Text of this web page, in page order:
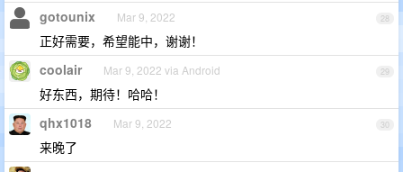
28
gotounix Mar 9, 2022
正好需要，希望能中，谢谢！
29
coolair Mar 9, 2022 via Android
好东西，期待！哈哈！
30
qhx1018 Mar 9, 2022
来晚了